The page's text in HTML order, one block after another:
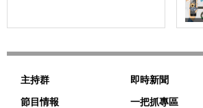
雨，更要
主持群
節目情報
即時新聞
一把抓專區